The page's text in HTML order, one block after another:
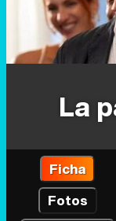
La
Ficha
Fotos